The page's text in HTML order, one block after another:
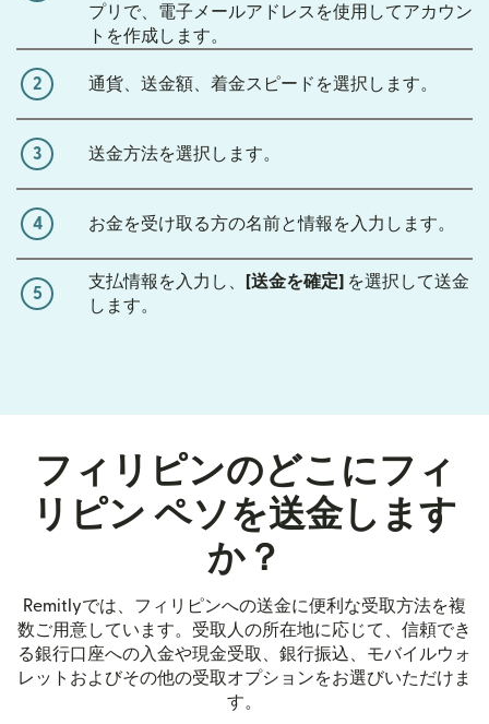
プリで、電子メールアドレスを使用してアカウン
トを作成します。
2 通貨、送金額、着金スピードを選択します。
3 送金方法を選択します。
4 お金を受け取る方の名前と情報を入力します。
5
支払情報を入力し、 [送金を確定] を選択して送金
します。
フィリピンのどこにフィ
リピン ペソを送金します
か？
Remitlyでは、フィリピンへの送金に便利な受取方法を複
数ご用意しています。受取人の所在地に応じて、信頼でき
る銀行口座への入金や現金受取、銀行振込、モバイルウォ
レットおよびその他の受取オプションをお選びいただけま
す。